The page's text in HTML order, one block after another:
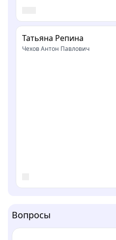
Татьяна Репина
Чехов Антон Павлович
Вопросы